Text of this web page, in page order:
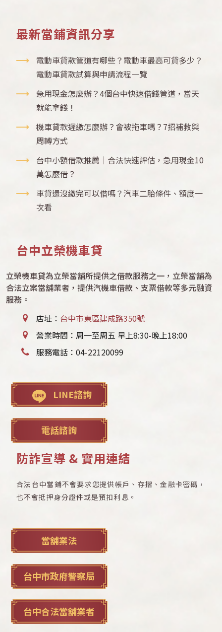
最新當鋪資訊分享
電動車貸款管道有哪些？電動車最高可貸多少？
電動車貸款試算與申請流程一覽
急用現金怎麼辦？4個台中快速借錢管道，當天
就能拿錢！
機車貸款遲繳怎麼辦？會被拖車嗎？7招補救與
周轉方式
台中小額借款推薦｜合法快速評估，急用現金10
萬怎麼借？
車貸還沒繳完可以借嗎？汽車二胎條件、額度一
次看
台中立榮機車貸
立榮機車貸為立榮當舖所提供之借款服務之一，立榮當舖為
合法立案當舖業者，提供汽機車借款、支票借款等多元融資
服務。
店址： 台中市東區建成路350號
營業時間：周一至周五 早上8:30-晚上18:00
服務電話：04-22120099
LINE諮詢
電話諮詢
防詐宣導 & 實用連結
合法台中當鋪不會要求您提供帳戶、存摺、金融卡密碼，
也不會抵押身分證件或是預扣利息。
當舖業法
台中市政府警察局
台中合法當舖業者